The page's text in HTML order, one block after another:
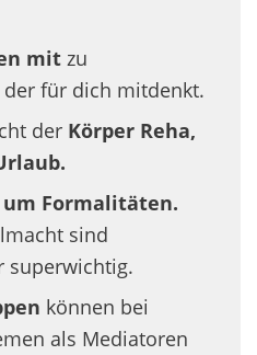
mit zu
der für dich mitdenkt.
der Körper Reha,
Formalitäten.
sind
superwichtig.
können bei
als Mediatoren